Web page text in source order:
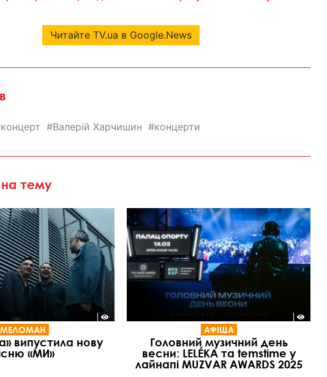
Читайте TV.ua в Google.News
концерт Валерій Харчишин концерти
тему
МЕЛОМАН
випустила нову
«МИ»
АФІША
Головний музичний день
весни: LELÉKA та temstime у
лайнапі MUZVAR AWARDS 2025